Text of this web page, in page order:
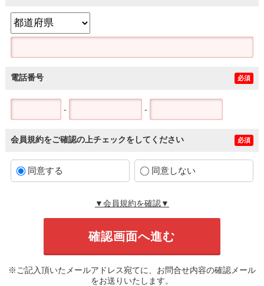
電話番号 必須
- -
会員規約をご確認の上チェックをしてください 必須
同意する 同意しない
▼会員規約を確認▼
※ご記入頂いたメールアドレス宛てに、お問合せ内容の確認メール
をお送りいたします。